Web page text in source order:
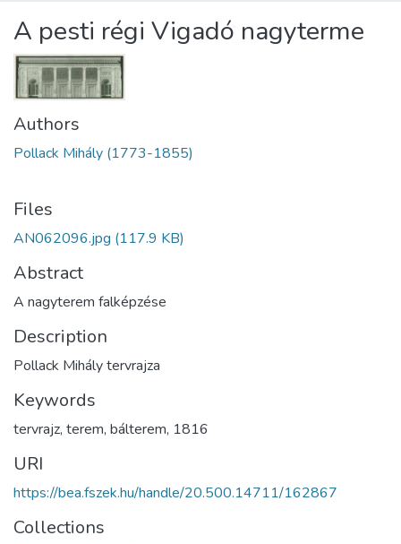
Statistics
About us
A pesti régi Vigadó nagyterme
Authors
Pollack Mihály (1773-1855)
Files
AN062096.jpg (117.9 KB)
Abstract
A nagyterem falképzése
Description
Pollack Mihály tervrajza
Keywords
tervrajz, terem, bálterem, 1816
URI
https://bea.fszek.hu/handle/20.500.14711/162867
Collections